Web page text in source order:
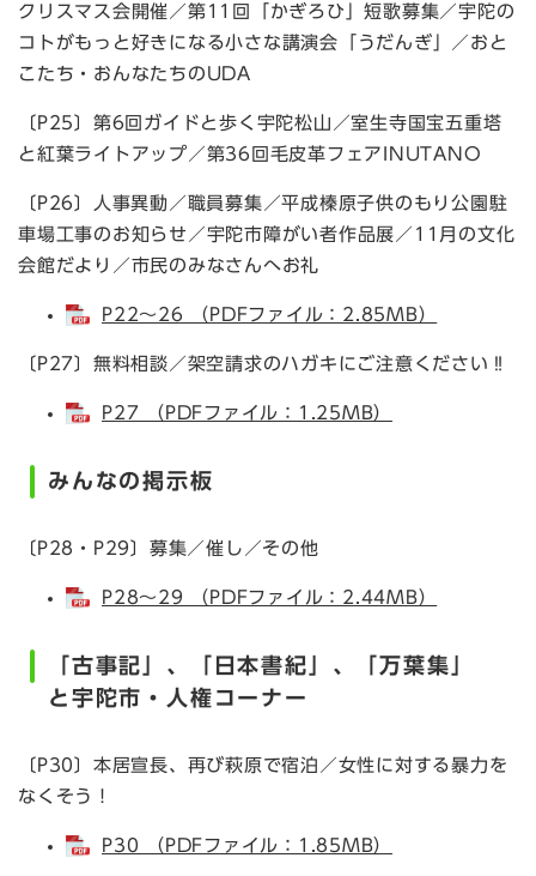
クリスマス会開催／第11回「かぎろひ」短歌募集／宇陀の
コトがもっと好きになる小さな講演会「うだんぎ」／おと
こたち・おんなたちのUDA
〔P25〕第6回ガイドと歩く宇陀松山／室生寺国宝五重塔
と紅葉ライトアップ／第36回毛皮革フェアINUTANO
〔P26〕人事異動／職員募集／平成榛原子供のもり公園駐
車場工事のお知らせ／宇陀市障がい者作品展／11月の文化
会館だより／市民のみなさんへお礼
P22～26 （PDFファイル：2.85MB）
〔P27〕無料相談／架空請求のハガキにご注意ください‼
P27 （PDFファイル：1.25MB）
みんなの掲示板
〔P28・P29〕募集／催し／その他
P28～29 （PDFファイル：2.44MB）
「古事記」、「日本書紀」、「万葉集」
と宇陀市・人権コーナー
〔P30〕本居宣長、再び萩原で宿泊／女性に対する暴力を
なくそう！
P30 （PDFファイル：1.85MB）